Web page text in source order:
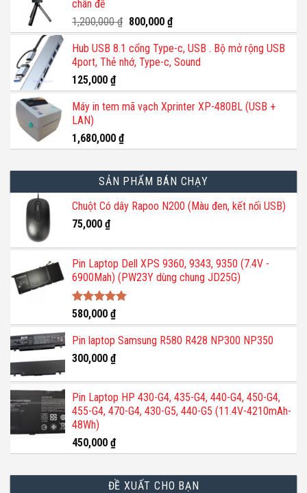
110,000 ₫.
chân đế
1,200,000₫ Giá
gốc
là:
1,200,000 ₫.
800,000 ₫Giá
hiện
tại
là:
Hub USB 8.1 cổng Type-c, USB . Bộ mở rộng USB
4port, Thẻ nhớ, Type-c, Sound
125,000 ₫
Máy in tem mã vạch Xprinter XP-480BL (USB +
LAN)
1,680,000 ₫
SẢN PHẨM BÁN CHẠY
Chuột Có dây Rapoo N200 (Màu đen, kết nối USB)
75,000 ₫
Pin Laptop Dell XPS 9360, 9343, 9350 (7.4V -
6900Mah) (PW23Y dùng chung JD25G)
Được xếp
hạng5.00
5 sao
580,000 ₫
Pin laptop Samsung R580 R428 NP300 NP350
300,000 ₫
Pin Laptop HP 430-G4, 435-G4, 440-G4, 450-G4,
455-G4, 470-G4, 430-G5, 440-G5 (11.4V-4210mAh-
48Wh)
450,000 ₫
ĐỀ XUẤT CHO BẠN